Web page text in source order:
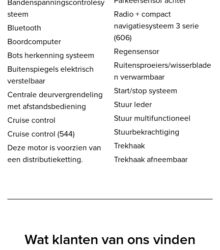
steem
Bluetooth
Boordcomputer
Bots herkenning systeem
Buitenspiegels elektrisch
verstelbaar
Centrale deurvergrendeling
met afstandsbediening
Cruise control
Cruise control (544)
Deze motor is voorzien van
een distributieketting.
Radio + compact
navigatiesysteem 3 serie
(606)
Regensensor
Ruitensproeiers/wisserblade
n verwarmbaar
Start/stop systeem
Stuur leder
Stuur multifunctioneel
Stuurbekrachtiging
Trekhaak
Trekhaak afneembaar
Wat klanten van ons vinden